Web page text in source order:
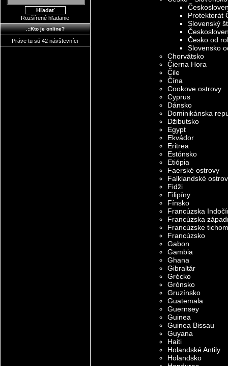
Rozšírené hľadanie
.::Kto je online?
Práve tu sú 42 návštevníci
Protektorát
Slovenský
Česko od
Slovensko
Chorvátsko
Čierna Hora
Čile
Čína
Cookove ostrovy
Cyprus
Dánsko
Dominikánska
Džibutsko
Egypt
Ekvádor
Eritrea
Estónsko
Etiópia
Faerské ostrovy
Falklandské
Fidži
Filipíny
Fínsko
Francúzska
Francúzska
Francúzske
Francúzsko
Gabon
Gambia
Ghana
Gibraltár
Grécko
Grónsko
Gruzínsko
Guatemala
Guernsey
Guinea
Guinea Bissau
Guyana
Haiti
Holandské Antily
Holandsko